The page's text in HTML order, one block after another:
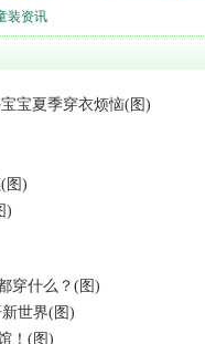
装资讯
宝夏季穿衣烦恼(图)
图)
)
穿什么？(图)
世界(图)
！(图)